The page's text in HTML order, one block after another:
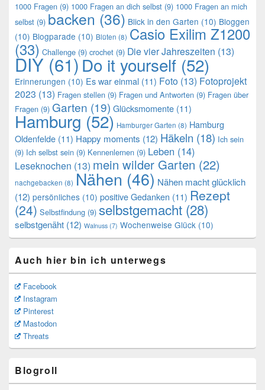
1000 Fragen (9) 1000 Fragen an dich selbst (9) 1000 Fragen an mich
selbst (9) backen (36) Blick in den Garten (10) Bloggen
(10) Blogparade (10) Blüten (8) Casio Exilim Z1200
(33) Challenge (9) crochet (9) Die vier Jahreszeiten (13)
DIY (61)Do it yourself (52)
Erinnerungen (10) Es war einmal (11) Foto (13) Fotoprojekt
2023 (13) Fragen stellen (9) Fragen und Antworten (9) Fragen über
Fragen (9) Garten (19) Glücksmomente (11)
Hamburg (52) Hamburger Garten (8) Hamburg
Oldenfelde (11) Happy moments (12) Häkeln (18) Ich sein
(9) Ich selbst sein (9) Kennenlernen (9) Leben (14)
Leseknochen (13) mein wilder Garten (22)
nachgebacken (8) Nähen (46) Nähen macht glücklich
(12) persönliches (10) positive Gedanken (11) Rezept
(24) Selbstfindung (9) selbstgemacht (28)
selbstgenäht (12) Walnuss (7) Wochenweise Glück (10)
Auch hier bin ich unterwegs
Facebook
Instagram
Pinterest
Mastodon
Threats
Blogroll